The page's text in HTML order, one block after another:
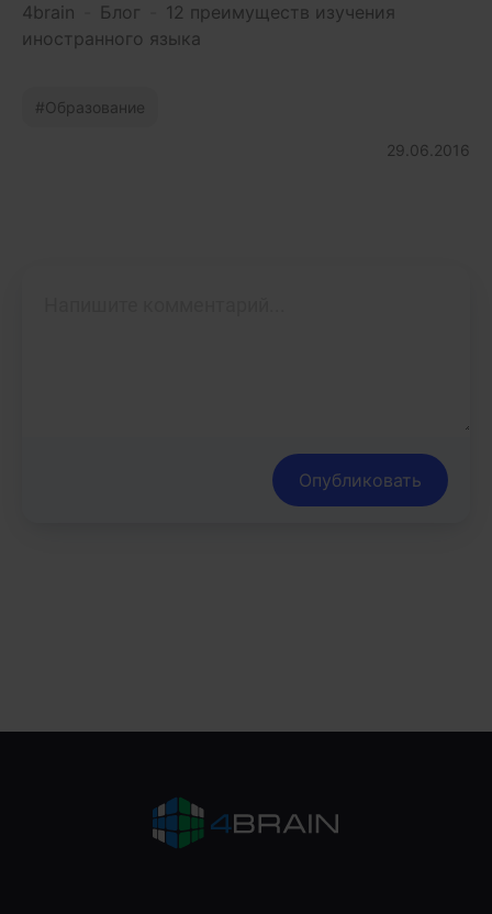
4brain Блог
12 преимуществ изучения
иностранного языка
Образование
29.06.2016
Опубликовать